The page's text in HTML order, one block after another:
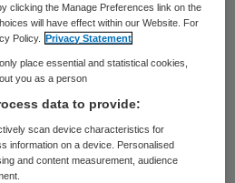
Leeuwardenis
tussen het
lijns apotheken. De
‘spoedapotheek’
enige apotheek in
uur per dag geopend is.
de functies van een
clicking the Manage Preferences link on the
will have effect within our Website. For
Policy.
Privacy Statement
place essential and statistical cookies,
you as a person
data to provide:
scan device characteristics for
information on a device. Personalised
and content measurement, audience